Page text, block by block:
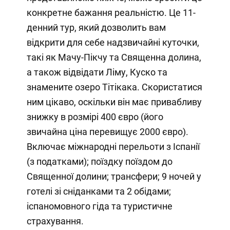
конкретне бажання реальністю. Це 11-
денний тур, який дозволить вам
відкрити для себе надзвичайні куточки,
такі як Мачу-Пікчу та Священна долина,
а також відвідати Ліму, Куско та
знамените озеро Тітікака. Скористатися
ним цікаво, оскільки він має привабливу
знижку в розмірі 400 євро (його
звичайна ціна перевищує 2000 євро).
Включає міжнародні перельоти з Іспанії
(з податками); поїздку поїздом до
Священної долини; трансфери; 9 ночей у
готелі зі сніданками та 2 обідами;
іспаномовного гіда та туристичне
страхування.